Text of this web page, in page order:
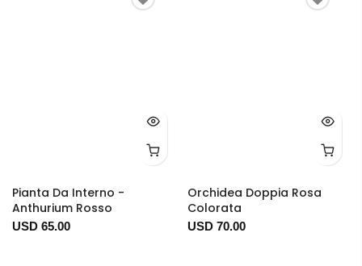
Pianta Da Interno -
Anthurium Rosso
USD 65.00
Orchidea Doppia Rosa
Colorata
USD 70.00